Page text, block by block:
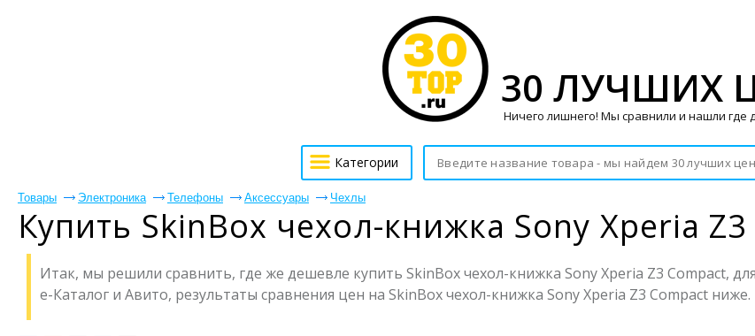
Товары Электроника Телефоны Аксессуары Чехлы
Купить SkinBox чехол-книжка Sony Xperia
Итак, мы решили сравнить, где же дешевле купить SkinBox чехол-книжка Sony Xperia Z3 Compact,
е-Каталог и Авито, результаты сравнения цен на SkinBox чехол-книжка Sony Xperia Z3 Compact ниже.
30 ЛУЧШИХ
Ничего лишнего! Мы сравнили и нашли где
Категории